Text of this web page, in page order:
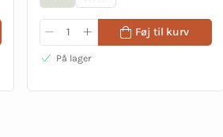
Føj til kurv
På lager